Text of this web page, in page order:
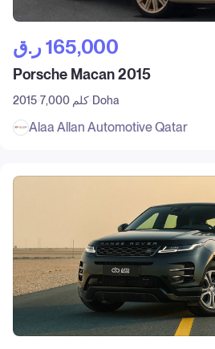
ر.ق‎ 165,000
Porsche Macan 2015
2015 7,000 كلم Doha
Alaa Allan Automotive Qatar